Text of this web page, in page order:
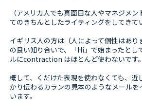
（アメリカ人でも真面目な人やマネジメ
てのきちんとしたライティングをしてきて
イギリス人の方は（人によって個性はあ
の良い知り合いで、「Hi」で始まったとし
ルにcontraction はほとんど使わないです。
概して、くだけた表現を使わなくても、近
かり伝わるカランの見本のようなメールを
います。